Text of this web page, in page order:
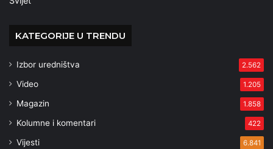
KATEGORIJE U TRENDU
Izbor uredništva 2.562
Video 1.205
Magazin 1.858
Kolumne i komentari 422
Vijesti 6.841